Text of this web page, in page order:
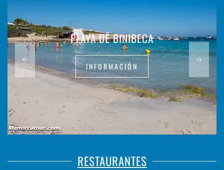
PLAYA DE BINIBECA
INFORMACIÓN
RESTAURANTES